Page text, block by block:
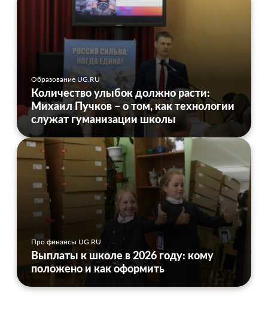
Образование UG.RU
Количество улыбок должно расти:
Михаил Пучков – о том, как технологии
служат гуманизации школы
Про финансы UG.RU
Выплаты к школе в 2026 году: кому
положено и как оформить